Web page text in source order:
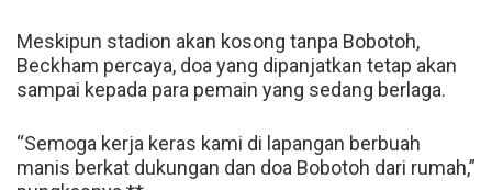
Meskipun stadion akan kosong tanpa Bobotoh,
Beckham percaya, doa yang dipanjatkan tetap akan
sampai kepada para pemain yang sedang berlaga.
“Semoga kerja keras kami di lapangan berbuah
manis berkat dukungan dan doa Bobotoh dari rumah,”